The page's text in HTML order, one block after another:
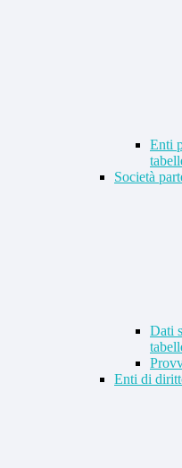
Enti
Società
Dati
Enti di